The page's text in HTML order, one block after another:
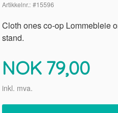
Artikkelnr.: #15596
Cloth ones co-op Lommebleie
stand.
Pris
NOK 79,00
inkl. mva.